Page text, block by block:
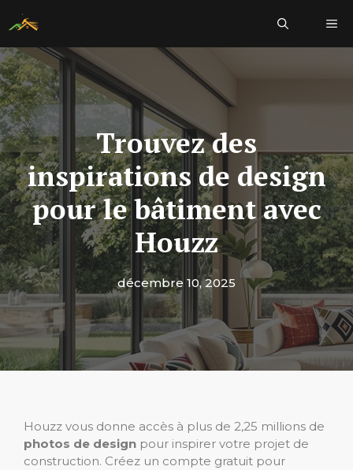
au
Trouvez des
inspirations de design
pour le bâtiment avec
Houzz
décembre 10, 2025
Houzz vous donne accès à plus de 2,25 millions de
photos de design pour inspirer votre projet de
construction. Créez un compte gratuit pour